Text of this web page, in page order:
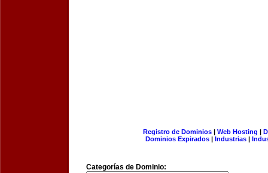
Registro de Dominios| Web Hosting |
Dominios Expirados | Industrias |
Categorías de Dominio: